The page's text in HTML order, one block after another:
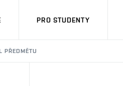
PRO STUDENTY
PŘEDMĚTU